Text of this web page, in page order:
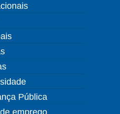
Pública
emprego